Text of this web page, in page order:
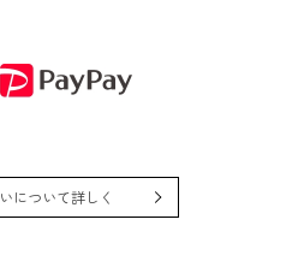
について詳しく